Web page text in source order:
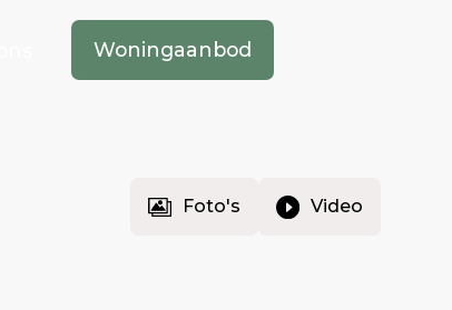
Woningaanbod
Foto's Video